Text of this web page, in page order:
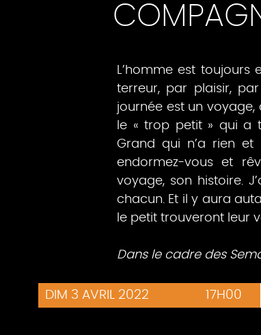
L’homme est toujours
terreur, par plaisir,
journée est un voyage,
le « trop petit » qui a
Grand qui n’a rien et
endormez-vous et
voyage, son histoire.
chacun. Et il y aura
le petit trouveront leur
Dans le cadre des
DIM 3 AVRIL 2022 17H00